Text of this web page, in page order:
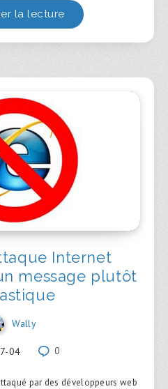
la lecture
Internet
message plutôt
Wally
04 0
par des développeurs web